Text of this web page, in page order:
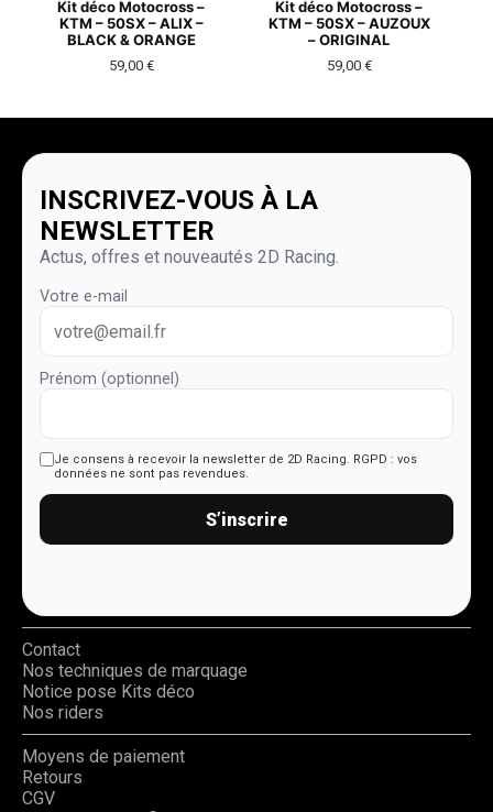
Kit déco Motocross –
KTM – 50SX – ALIX –
BLACK & ORANGE
59,00 €
Kit déco Motocross –
KTM – 50SX – AUZOUX
– ORIGINAL
59,00 €
INSCRIVEZ-VOUS À LA
NEWSLETTER
Actus, offres et nouveautés 2D Racing.
Votre e-mail
Prénom (optionnel)
Je consens à recevoir la newsletter de 2D Racing. RGPD : vos
données ne sont pas revendues.
S’inscrire
Contact
Nos techniques de marquage
Notice pose Kits déco
Nos riders
Moyens de paiement
Retours
CGV